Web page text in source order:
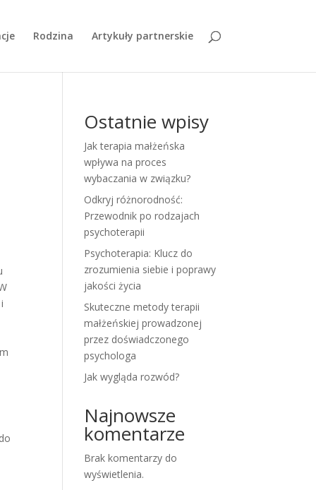
Rodzina Artykuły partnerskie
Ostatnie wpisy
Jak terapia małżeńska
wpływa na proces
wybaczania w związku?
Odkryj różnorodność:
Przewodnik po rodzajach
psychoterapii
Psychoterapia: Klucz do
zrozumienia siebie i poprawy
jakości życia
Skuteczne metody terapii
małżeńskiej prowadzonej
przez doświadczonego
psychologa
Jak wygląda rozwód?
Najnowsze
komentarze
Brak komentarzy do
wyświetlenia.